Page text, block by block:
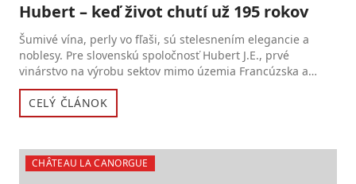
Hubert – keď život chutí už 195 rokov
Šumivé vína, perly vo fľaši, sú stelesnením elegancie a
noblesy. Pre slovenskú spoločnosť Hubert J.E., prvé
vinárstvo na výrobu sektov mimo územia Francúzska a
zároveň je...
CELÝ ČLÁNOK
CHÂTEAU LA CANORGUE